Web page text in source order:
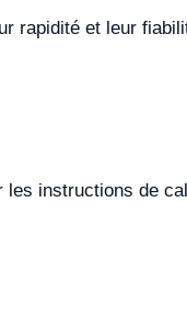
rapidité et leur
instructions de